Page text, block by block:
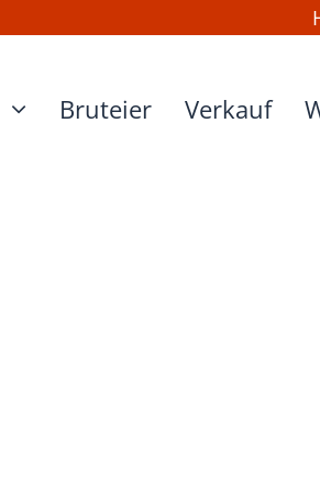
Bruteier Verkauf